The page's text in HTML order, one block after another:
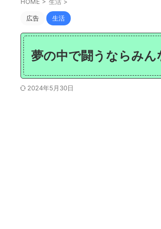
広告 生活
夢の中で闘うならみん
2024年5月30日